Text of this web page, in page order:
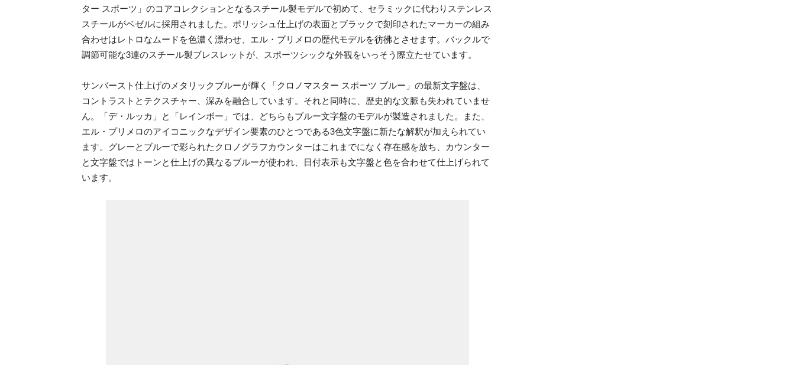
ター スポーツ」のコアコレクションとなるスチール製モデルで初めて、セラミックに代わりステンレス
スチールがベゼルに採用されました。ポリッシュ仕上げの表面とブラックで刻印されたマーカーの組み
合わせはレトロなムードを色濃く漂わせ、エル・プリメロの歴代モデルを彷彿とさせます。バックルで
調節可能な3連のスチール製ブレスレットが、スポーツシックな外観をいっそう際立たせています。
サンバースト仕上げのメタリックブルーが輝く「クロノマスター スポーツ ブルー」の最新文字盤は、
コントラストとテクスチャー、深みを融合しています。それと同時に、歴史的な文脈も失われていませ
ん。「デ・ルッカ」と「レインボー」では、どちらもブルー文字盤のモデルが製造されました。また、
エル・プリメロのアイコニックなデザイン要素のひとつである3色文字盤に新たな解釈が加えられてい
ます。グレーとブルーで彩られたクロノグラフカウンターはこれまでになく存在感を放ち、カウンター
と文字盤ではトーンと仕上げの異なるブルーが使われ、日付表示も文字盤と色を合わせて仕上げられて
います。